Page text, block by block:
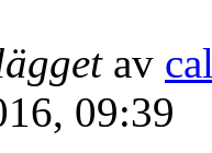
av
09:39